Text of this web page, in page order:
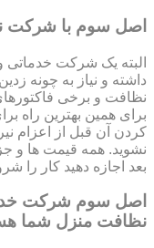
اصل سوم با شرکت
البته یک شرکت
داشته و نیاز به چونه
نظافت و برخی
برای همین بهترین راه
کردن آن قبل از اعزام
نشوید. همه قیمت ها و
بعد اجازه دهید کار را
اصل سوم شرکت
نظافت منزل شما